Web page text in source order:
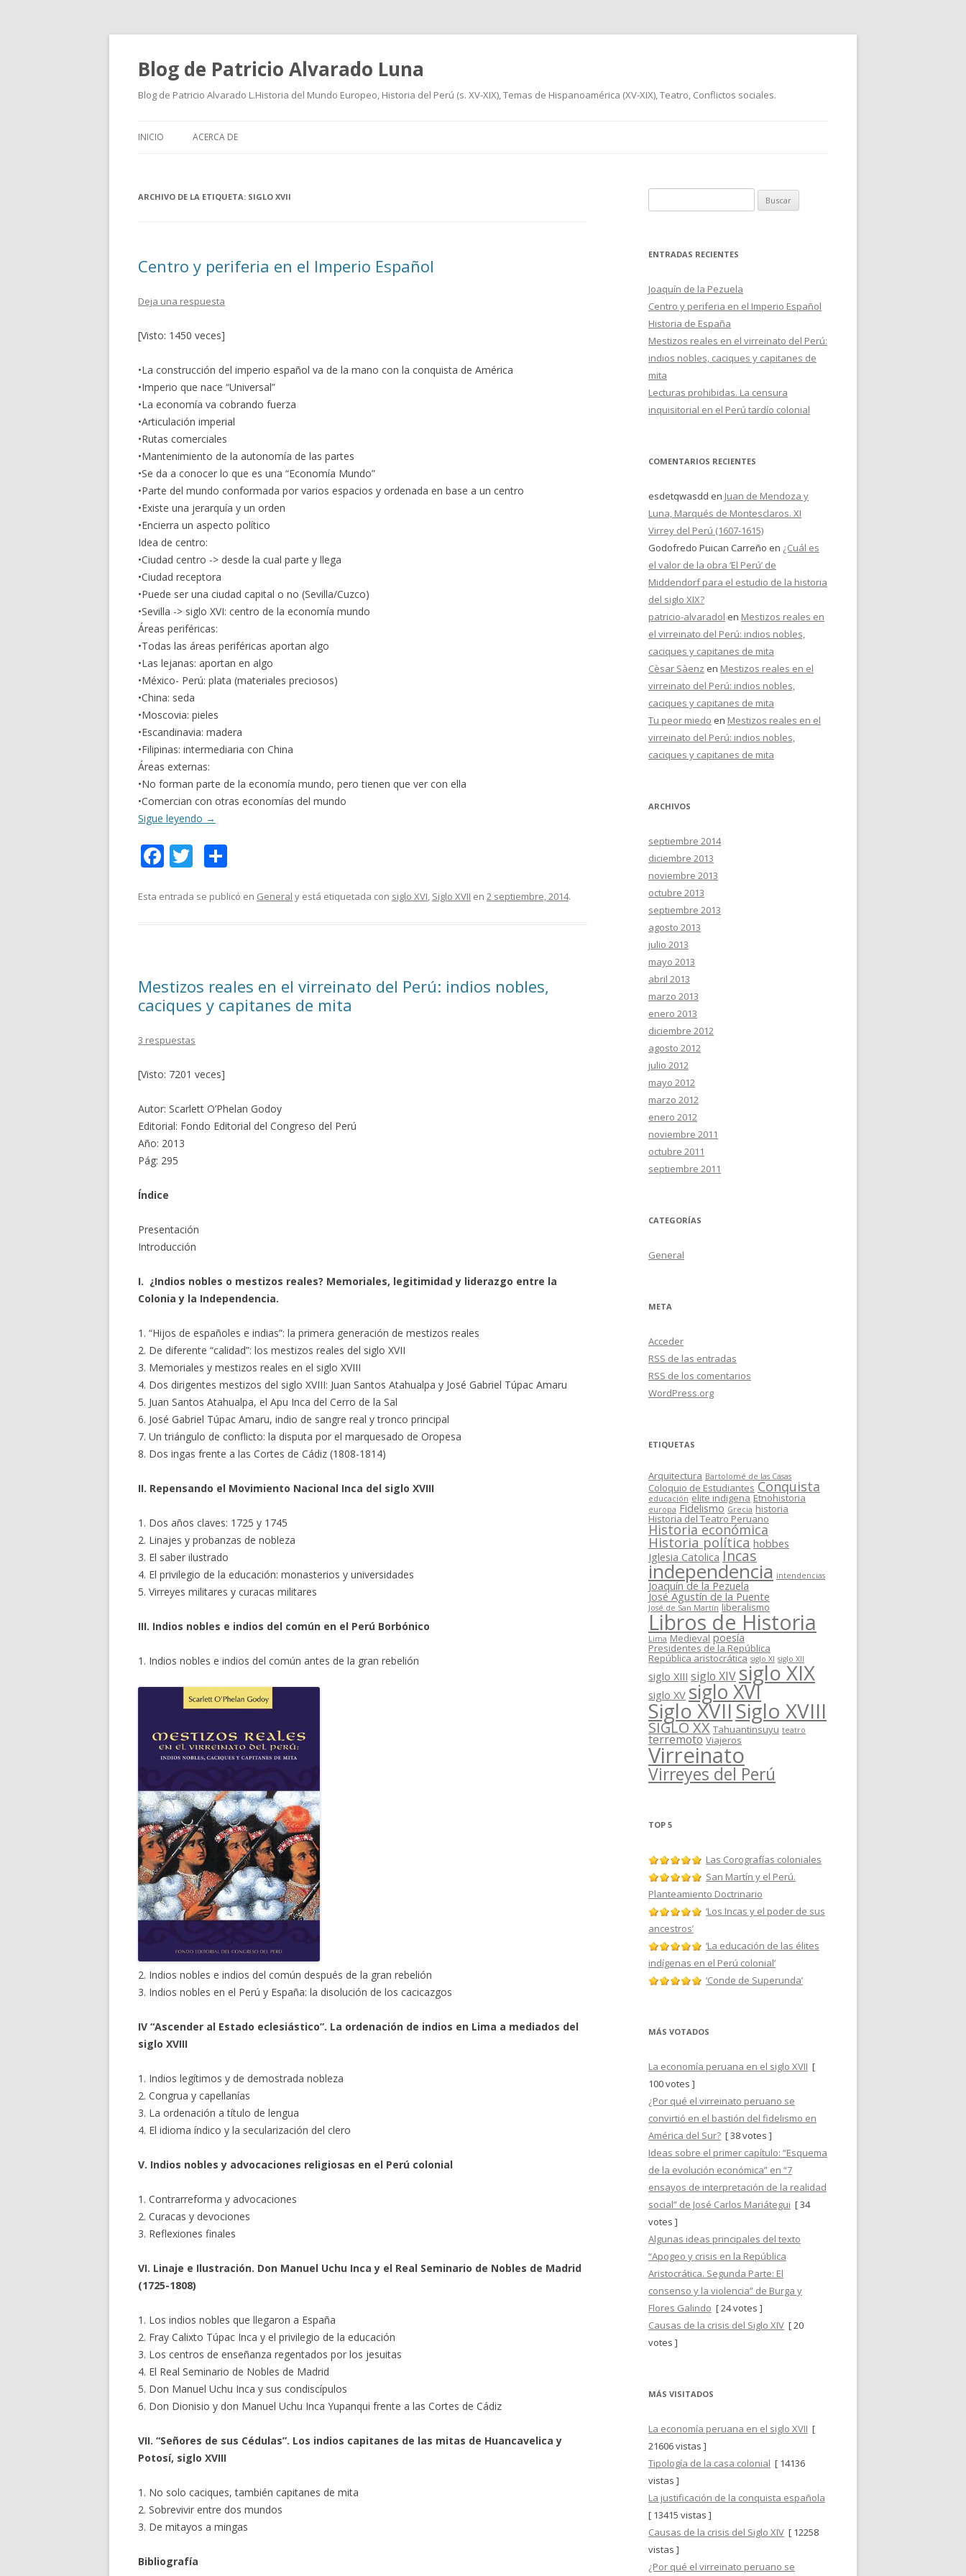
Blog de Patricio Alvarado Luna
Blog de Patricio Alvarado L.Historia del Mundo Europeo, Historia del Perú (s. XV-XIX), Temas de Hispanoamérica (XV-XIX), Teatro, Conflictos sociales.
INICIO ACERCA DE
ARCHIVO DE LA ETIQUETA: SIGLO XVII
Centro y periferia en el Imperio Español
Deja una respuesta
[Visto: 1450 veces]
•La construcción del imperio español va de la mano con la conquista de América
•Imperio que nace “Universal”
•La economía va cobrando fuerza
•Articulación imperial
•Rutas comerciales
•Mantenimiento de la autonomía de las partes
•Se da a conocer lo que es una “Economía Mundo”
•Parte del mundo conformada por varios espacios y ordenada en base a un centro
•Existe una jerarquía y un orden
•Encierra un aspecto político
Idea de centro:
•Ciudad centro -> desde la cual parte y llega
•Ciudad receptora
•Puede ser una ciudad capital o no (Sevilla/Cuzco)
•Sevilla -> siglo XVI: centro de la economía mundo
Áreas periféricas:
•Todas las áreas periféricas aportan algo
•Las lejanas: aportan en algo
•México- Perú: plata (materiales preciosos)
•China: seda
•Moscovia: pieles
•Escandinavia: madera
•Filipinas: intermediaria con China
Áreas externas:
•No forman parte de la economía mundo, pero tienen que ver con ella
•Comercian con otras economías del mundo
Sigue leyendo →
F
e
k
T
itt m
r
Esta entrada se publicó en General y está etiquetada con siglo XVI, Siglo XVII en 2 septiembre, 2014.
Mestizos reales en el virreinato del Perú: indios nobles,
caciques y capitanes de mita
3 respuestas
[Visto: 7201 veces]
Autor: Scarlett O’Phelan Godoy
Editorial: Fondo Editorial del Congreso del Perú
Año: 2013
Pág: 295
Índice
Presentación
Introducción
I. ¿Indios nobles o mestizos reales? Memoriales, legitimidad y liderazgo entre la
Colonia y la Independencia.
1. “Hijos de españoles e indias”: la primera generación de mestizos reales
2. De diferente “calidad”: los mestizos reales del siglo XVII
3. Memoriales y mestizos reales en el siglo XVIII
4. Dos dirigentes mestizos del siglo XVIII: Juan Santos Atahualpa y José Gabriel Túpac Amaru
5. Juan Santos Atahualpa, el Apu Inca del Cerro de la Sal
6. José Gabriel Túpac Amaru, indio de sangre real y tronco principal
7. Un triángulo de conflicto: la disputa por el marquesado de Oropesa
8. Dos ingas frente a las Cortes de Cádiz (1808-1814)
II. Repensando el Movimiento Nacional Inca del siglo XVIII
1. Dos años claves: 1725 y 1745
2. Linajes y probanzas de nobleza
3. El saber ilustrado
4. El privilegio de la educación: monasterios y universidades
5. Virreyes militares y curacas militares
III. Indios nobles e indios del común en el Perú Borbónico
1. Indios nobles e indios del común antes de la gran rebelión
2. Indios nobles e indios del común después de la gran rebelión
3. Indios nobles en el Perú y España: la disolución de los cacicazgos
IV “Ascender al Estado eclesiástico”. La ordenación de indios en Lima a mediados del
siglo XVIII
1. Indios legítimos y de demostrada nobleza
2. Congrua y capellanías
3. La ordenación a título de lengua
4. El idioma índico y la secularización del clero
V. Indios nobles y advocaciones religiosas en el Perú colonial
1. Contrarreforma y advocaciones
2. Curacas y devociones
3. Reflexiones finales
VI. Linaje e Ilustración. Don Manuel Uchu Inca y el Real Seminario de Nobles de Madrid
(1725-1808)
1. Los indios nobles que llegaron a España
2. Fray Calixto Túpac Inca y el privilegio de la educación
3. Los centros de enseñanza regentados por los jesuitas
4. El Real Seminario de Nobles de Madrid
5. Don Manuel Uchu Inca y sus condiscípulos
6. Don Dionisio y don Manuel Uchu Inca Yupanqui frente a las Cortes de Cádiz
VII. “Señores de sus Cédulas”. Los indios capitanes de las mitas de Huancavelica y
Potosí, siglo XVIII
1. No solo caciques, también capitanes de mita
2. Sobrevivir entre dos mundos
3. De mitayos a mingas
Bibliografía
u
c
r
:
ENTRADAS RECIENTES
Joaquín de la Pezuela
Centro y periferia en el Imperio Español
Historia de España
Mestizos reales en el virreinato del Perú:
indios nobles, caciques y capitanes de
mita
Lecturas prohibidas. La censura
inquisitorial en el Perú tardío colonial
COMENTARIOS RECIENTES
esdetqwasdd en Juan de Mendoza y
Luna, Marqués de Montesclaros. XI
Virrey del Perú (1607-1615)
Godofredo Puican Carreño en ¿Cuál es
el valor de la obra ‘El Perú’ de
Middendorf para el estudio de la historia
del siglo XIX?
patricio-alvaradol en Mestizos reales en
el virreinato del Perú: indios nobles,
caciques y capitanes de mita
Cèsar Sàenz en Mestizos reales en el
virreinato del Perú: indios nobles,
caciques y capitanes de mita
Tu peor miedo en Mestizos reales en el
virreinato del Perú: indios nobles,
caciques y capitanes de mita
ARCHIVOS
septiembre 2014
diciembre 2013
noviembre 2013
octubre 2013
septiembre 2013
agosto 2013
julio 2013
mayo 2013
abril 2013
marzo 2013
enero 2013
diciembre 2012
agosto 2012
julio 2012
mayo 2012
marzo 2012
enero 2012
noviembre 2011
octubre 2011
septiembre 2011
CATEGORÍAS
General
META
Acceder
RSS de las entradas
RSS de los comentarios
WordPress.org
ETIQUETAS
Arquitectura Bartolomé de las Casas
Coloquio de Estudiantes Conquista
educación elite indigena Etnohistoria
europa Fidelismo Grecia historia
Historia del Teatro Peruano
Historia económica
Historia política hobbes
Iglesia Catolica Incas
independencia intendencias
Joaquín de la Pezuela
José Agustín de la Puente
José de San Martín liberalismo
Libros de Historia
Lima Medieval poesía
Presidentes de la República
República aristocrática siglo XI siglo XII
siglo XIII siglo XIVsiglo XIX
siglo XV siglo XVI
Siglo XVIISiglo XVIII
SIGLO XX Tahuantinsuyu teatro
terremoto Viajeros
Virreinato
Virreyes del Perú
TOP 5
Las Corografías coloniales
San Martín y el Perú.
Planteamiento Doctrinario
‘Los Incas y el poder de sus
ancestros’
‘La educación de las élites
indígenas en el Perú colonial’
‘Conde de Superunda’
MÁS VOTADOS
La economía peruana en el siglo XVII [
100 votes ]
¿Por qué el virreinato peruano se
convirtió en el bastión del fidelismo en
América del Sur? [ 38 votes ]
Ideas sobre el primer capítulo: “Esquema
de la evolución económica” en “7
ensayos de interpretación de la realidad
social” de José Carlos Mariátegui [ 34
votes ]
Algunas ideas principales del texto
“Apogeo y crisis en la República
Aristocrática. Segunda Parte: El
consenso y la violencia” de Burga y
Flores Galindo [ 24 votes ]
Causas de la crisis del Siglo XIV [ 20
votes ]
MÁS VISITADOS
La economía peruana en el siglo XVII [
21606 vistas ]
Tipología de la casa colonial [ 14136
vistas ]
La justificación de la conquista española
[ 13415 vistas ]
Causas de la crisis del Siglo XIV [ 12258
vistas ]
¿Por qué el virreinato peruano se